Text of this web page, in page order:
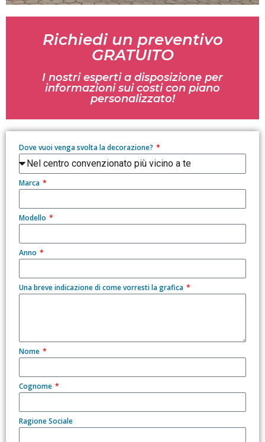
Richiedi un preventivo
GRATUITO
I nostri esperti a disposizione per
informazioni sui costi con piano
personalizzato!
Dove vuoi venga svolta la decorazione?
Marca
Modello
Anno
Una breve indicazione di come vorresti la grafica
Nome
Cognome
Ragione Sociale